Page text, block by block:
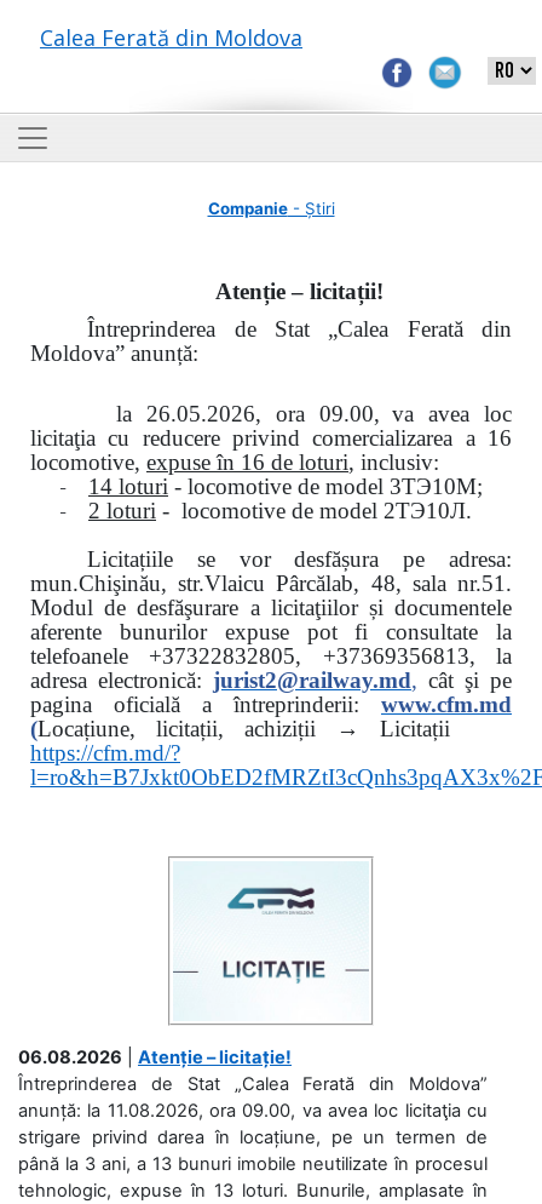
Calea Ferată din Moldova
Companie- Știri
Atenție – licitații!
Întreprinderea de Stat „Calea Ferată din
Moldova” anunță:
la 26.05.2026, ora 09.00, va avea loc
licitaţia cu reducere privind comercializarea a 16
locomotive, expuse în 16 de loturi, inclusiv:
- 14 loturi - locomotive de model 3ТЭ10М;
- 2 loturi - locomotive de model 2ТЭ10Л.
Licitațiile se vor desfășura pe adresa:
mun.Chişinău, str.Vlaicu Pârcălab, 48, sala nr.51.
Modul de desfăşurare a licitaţiilor și documentele
aferente bunurilor expuse pot fi consultate la
telefoanele +37322832805, +37369356813, la
adresa electronică: jurist2@railway.md, cât şi pe
pagina oficială a întreprinderii:
www.cfm.md
(Locațiune, licitații, achiziții → Licitații
https://cfm.md/?
06.08.2026
Atenție – licitație!
Întreprinderea de Stat „Calea Ferată din Moldova”
anunță: la 11.08.2026, ora 09.00, va avea loc licitaţia cu
strigare privind darea în locațiune, pe un termen de
până la 3 ani, a 13 bunuri imobile neutilizate în procesul
tehnologic, expuse în 13 loturi. Bunurile, amplasate în